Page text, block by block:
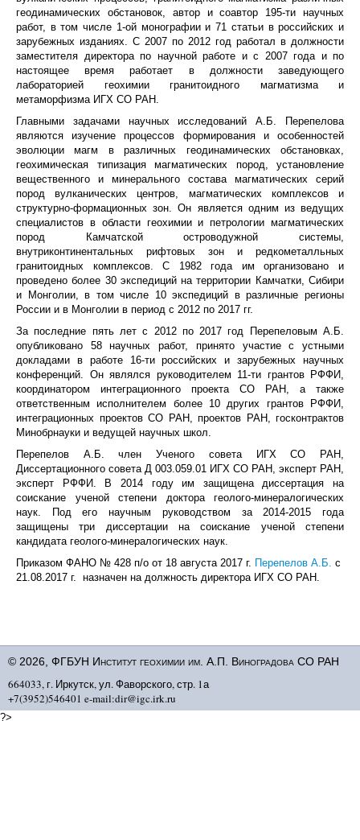
геодинамических обстановок, автор и соавтор 195-ти научных
работ, в том числе 1-ой монографии и 71 статьи в российских и
зарубежных изданиях. С 2007 по 2012 год работал в должности
заместителя директора по научной работе и с 2007 года и по
настоящее время работает в должности заведующего
лабораторией геохимии гранитоидного магматизма и
метаморфизма ИГХ СО РАН.
Главными задачами научных исследований А.Б. Перепелова
являются изучение процессов формирования и особенностей
эволюции магм в различных геодинамических обстановках,
геохимическая типизация магматических пород, установление
вещественного и минерального состава магматических серий
пород вулканических центров, магматических комплексов и
структурно-формационных зон. Он является одним из ведущих
специалистов в области геохимии и петрологии магматических
пород Камчатской островодужной системы,
внутриконтинентальных рифтовых зон и редкометалльных
гранитоидных комплексов. С 1982 года им организовано и
проведено более 30 экспедиций на территории Камчатки, Сибири
и Монголии, в том числе 10 экспедиций в различные регионы
России и в Монголии в период с 2012 по 2017 гг.
За последние пять лет с 2012 по 2017 год Перепеловым А.Б.
опубликовано 58 научных работ, принято участие с устными
докладами в работе 16-ти российских и зарубежных научных
конференций. Он являлся руководителем 11-ти грантов РФФИ,
координатором интеграционного проекта СО РАН, а также
ответственным исполнителем более 10 других грантов РФФИ,
интеграционных проектов СО РАН, проектов РАН, госконтрактов
Минобрнауки и ведущей научных школ.
Перепелов А.Б. член Ученого совета ИГХ СО РАН,
Диссертационного совета Д 003.059.01 ИГХ СО РАН, эксперт РАН,
эксперт РФФИ. В 2014 году им защищена диссертация на
соискание ученой степени доктора геолого-минералогических
наук. Под его научным руководством за 2014-2015 года
защищены три диссертации на соискание ученой степени
кандидата геолого-минералогических наук.
Приказом ФАНО № 428 п/о от 18 августа 2017 г. Перепелов А.Б. с
21.08.2017 г. назначен на должность директора ИГХ СО РАН.
© 2026, ФГБУН Институт геохимии им. А.П. Виноградова СО РАН
664033, г. Иркутск, ул. Фаворского, стр. 1а
+7(3952)546401 e-mail:dir@igc.irk.ru
?>